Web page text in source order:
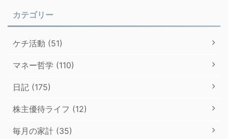
カテゴリー
ケチ活動 (51)
マネー哲学 (110)
日記 (175)
株主優待ライフ (12)
毎月の家計 (35)